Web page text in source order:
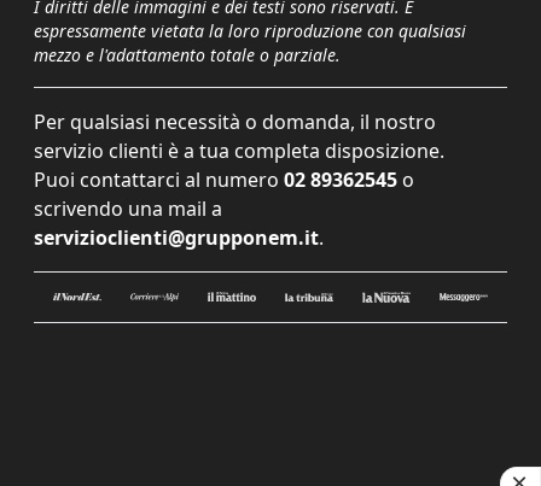
I diritti delle immagini e dei testi sono riservati. È
espressamente vietata la loro riproduzione con qualsiasi
mezzo e l'adattamento totale o parziale.
Per qualsiasi necessità o domanda, il nostro
servizio clienti è a tua completa disposizione.
Puoi contattarci al numero 02 89362545 o
scrivendo una mail a
servizioclienti@grupponem.it.